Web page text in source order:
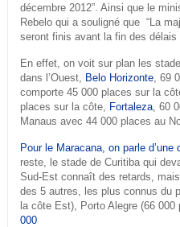
décembre 2012”. Ainsi que le
Rebelo qui a souligné que “La
seront finis avant la fin des délais
En effet, on voit sur plan les
dans l’Ouest,
Belo Horizonte, 69
comporte 45 000 places sur la
places sur la côte,
Fortaleza, 60
Manaus avec 44 000 places au
Pour le Maracana, on parle
reste, le stade de Curitiba qui
Sud-Est connaît des retards,
des 5 autres, les plus connus du
la côte Est), Porto Alegre (66 000
000